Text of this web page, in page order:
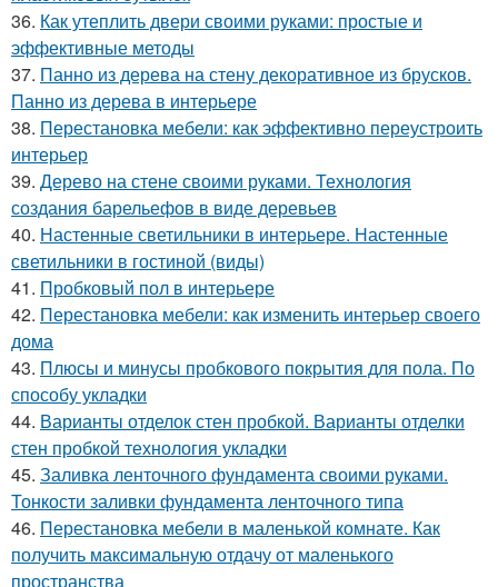
36. Как утеплить двери своими руками: простые и
эффективные методы
37. Панно из дерева на стену декоративное из брусков.
Панно из дерева в интерьере
38. Перестановка мебели: как эффективно переустроить
интерьер
39. Дерево на стене своими руками. Технология
создания барельефов в виде деревьев
40. Настенные светильники в интерьере. Настенные
светильники в гостиной (виды)
41. Пробковый пол в интерьере
42. Перестановка мебели: как изменить интерьер своего
дома
43. Плюсы и минусы пробкового покрытия для пола. По
способу укладки
44. Варианты отделок стен пробкой. Варианты отделки
стен пробкой технология укладки
45. Заливка ленточного фундамента своими руками.
Тонкости заливки фундамента ленточного типа
46. Перестановка мебели в маленькой комнате. Как
получить максимальную отдачу от маленького
пространства